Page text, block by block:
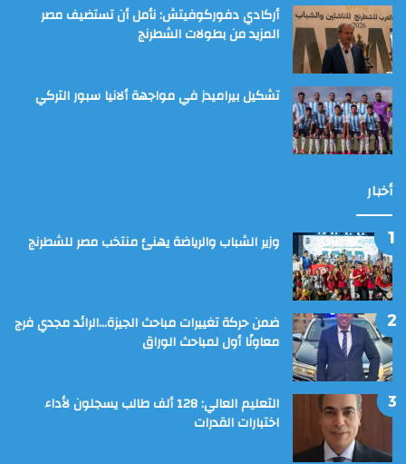
أركادي دفوركوفيتش: نأمل أن تستضيف مصر
المزيد من بطولات الشطرنج
تشكيل بيراميدز في مواجهة ألانيا سبور التركي
أخبار
وزير الشباب والرياضة يهنئ منتخب مصر للشطرنج
ضمن حركة تغييرات مباحث الجيزة…الرائد مجدي فرج
معاونًا أول لمباحث الوراق
التعليم العالي: 128 ألف طالب يسجلون لأداء
اختبارات القدرات